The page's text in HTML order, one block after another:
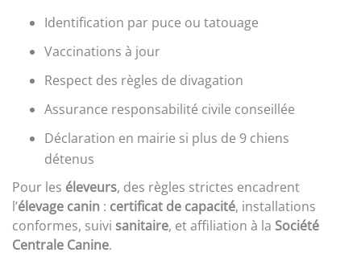
Identification par puce ou tatouage
Vaccinations à jour
Respect des règles de divagation
Assurance responsabilité civile conseillée
Déclaration en mairie si plus de 9 chiens
détenus
Pour les éleveurs, des règles strictes encadrent
l’élevage canin : certificat de capacité, installations
conformes, suivi sanitaire, et affiliation à la Société
Centrale Canine.